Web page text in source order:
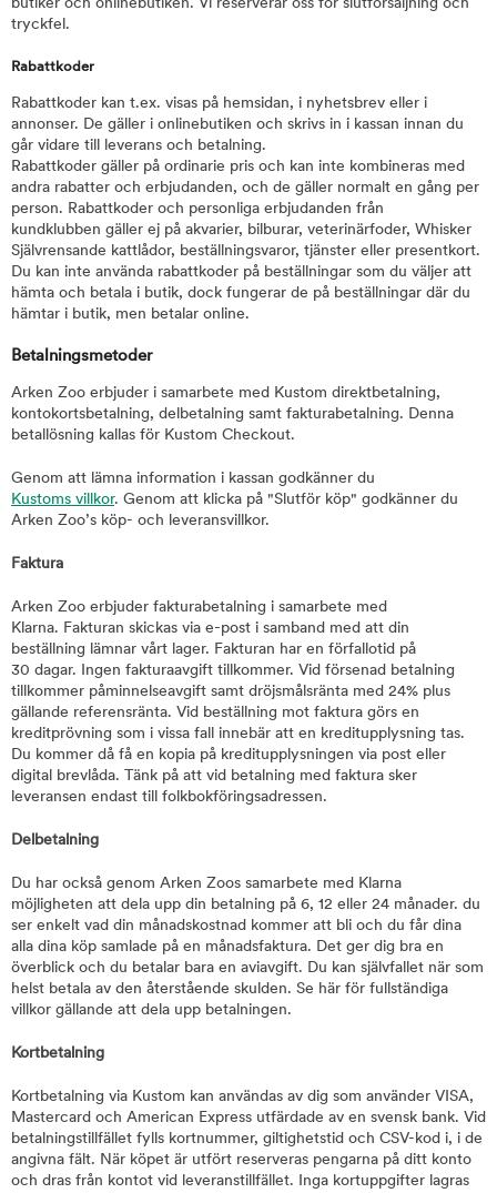
butiker och onlinebutiken. Vi reserverar oss för slutförsäljning och
tryckfel.
Rabattkoder
Rabattkoder kan t.ex. visas på hemsidan, i nyhetsbrev eller i
annonser. De gäller i onlinebutiken och skrivs in i kassan innan du
går vidare till leverans och betalning.
Rabattkoder gäller på ordinarie pris och kan inte kombineras med
andra rabatter och erbjudanden, och de gäller normalt en gång per
person. Rabattkoder och personliga erbjudanden från
kundklubben gäller ej på akvarier, bilburar, veterinärfoder, Whisker
Självrensande kattlådor, beställningsvaror, tjänster eller presentkort.
Du kan inte använda rabattkoder på beställningar som du väljer att
hämta och betala i butik, dock fungerar de på beställningar där du
hämtar i butik, men betalar online.
Betalningsmetoder
Arken Zoo erbjuder i samarbete med Kustom direktbetalning,
kontokortsbetalning, delbetalning samt fakturabetalning. Denna
betallösning kallas för Kustom Checkout.
Genom att lämna information i kassan godkänner du
Kustoms villkor. Genom att klicka på "Slutför köp" godkänner du
Arken Zoo’s köp- och leveransvillkor.
Faktura
Arken Zoo erbjuder fakturabetalning i samarbete med
Klarna. Fakturan skickas via e-post i samband med att din
beställning lämnar vårt lager. Fakturan har en förfallotid på
30 dagar. Ingen fakturaavgift tillkommer. Vid försenad betalning
tillkommer påminnelseavgift samt dröjsmålsränta med 24% plus
gällande referensränta. Vid beställning mot faktura görs en
kreditprövning som i vissa fall innebär att en kreditupplysning tas.
Du kommer då få en kopia på kreditupplysningen via post eller
digital brevlåda. Tänk på att vid betalning med faktura sker
leveransen endast till folkbokföringsadressen.
Delbetalning
Du har också genom Arken Zoos samarbete med Klarna
möjligheten att dela upp din betalning på 6, 12 eller 24 månader. du
ser enkelt vad din månadskostnad kommer att bli och du får dina
alla dina köp samlade på en månadsfaktura. Det ger dig bra en
överblick och du betalar bara en aviavgift. Du kan självfallet när som
helst betala av den återstående skulden. Se här för fullständiga
villkor gällande att dela upp betalningen.
Kortbetalning
Kortbetalning via Kustom kan användas av dig som använder VISA,
Mastercard och American Express utfärdade av en svensk bank. Vid
betalningstillfället fylls kortnummer, giltighetstid och CSV-kod i, i de
angivna fält. När köpet är utfört reserveras pengarna på ditt konto
och dras från kontot vid leveranstillfället. Inga kortuppgifter lagras